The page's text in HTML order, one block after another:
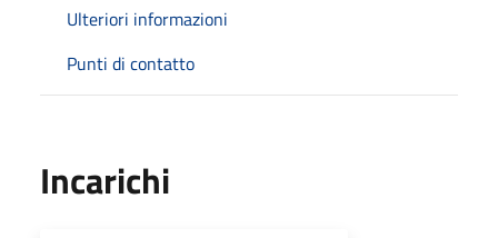
Ulteriori informazioni
Punti di contatto
Incarichi